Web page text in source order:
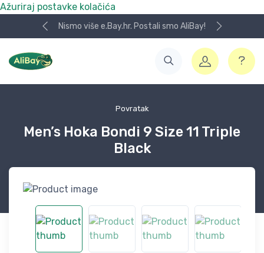
Ažuriraj postavke kolačića
Nismo više e.Bay.hr. Postali smo AliBay!
Povratak
Men’s Hoka Bondi 9 Size 11 Triple
Black